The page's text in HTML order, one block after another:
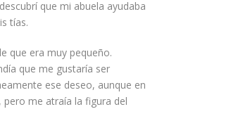
que mi abuela ayudaba
tías.
que era muy pequeño.
que me gustaría ser
ese deseo, aunque en
me atraía la figura del